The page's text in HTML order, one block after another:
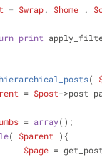
= $wrap. $home .
print
(
= $post-
= array();
( $parent ){
$page =